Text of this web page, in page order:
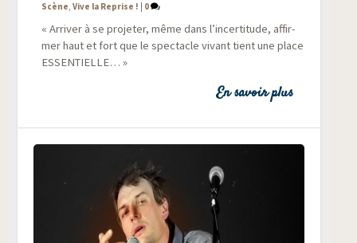
Scène,Vive la Reprise ! 0
« Arri­ver à se pro­je­ter, même dans l’in­cer­ti­tude, affir­
mer haut et fort que le spec­tacle vivant tient une place
ESSENTIELLE… »
En savoir plus